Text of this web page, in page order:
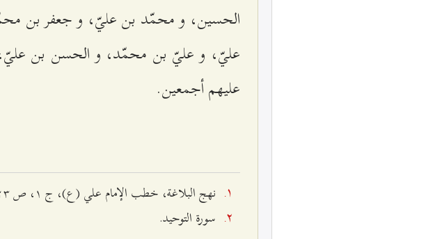
الحسين، و محمّد بن عليّ، و جعفر بن
عليّ، و عليّ بن محمّد، و الحسن بن
عليهم أجمعين.
نهج البلاغة، خطب الإمام علي (ع)، ج ۱، ص ۲۲٣، ۲۲٤.
سورة التوحيد.